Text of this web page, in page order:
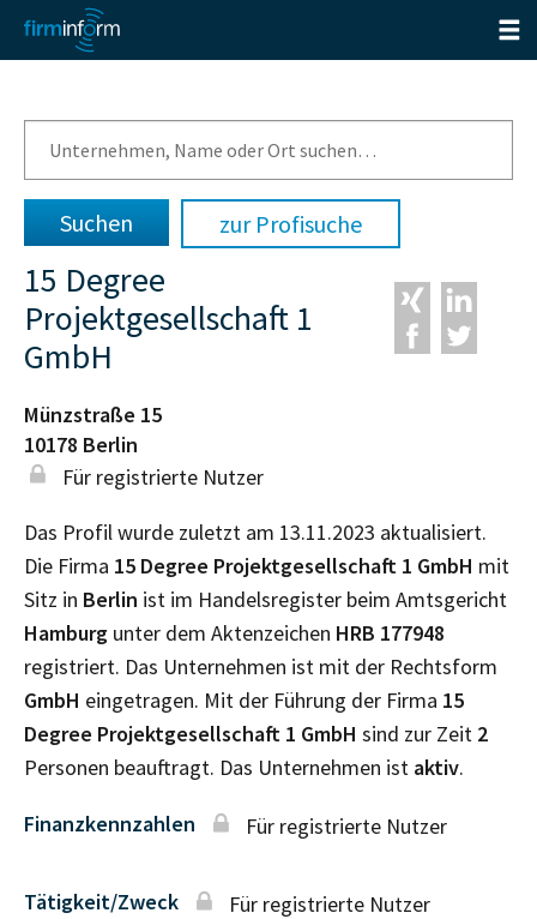
zur Profisuche
15 Degree
Projektgesellschaft 1
GmbH
Münzstraße 15
10178 Berlin
Für registrierte Nutzer
Das Profil wurde zuletzt am 13.11.2023 aktualisiert.
Die Firma 15 Degree Projektgesellschaft 1 GmbH mit
Sitz in Berlin ist im Handelsregister beim Amtsgericht
Hamburg unter dem Aktenzeichen HRB 177948
registriert. Das Unternehmen ist mit der Rechtsform
GmbH eingetragen. Mit der Führung der Firma 15
Degree Projektgesellschaft 1 GmbH sind zur Zeit 2
Personen beauftragt. Das Unternehmen ist aktiv.
Finanzkennzahlen Für registrierte Nutzer
Tätigkeit/Zweck Für registrierte Nutzer